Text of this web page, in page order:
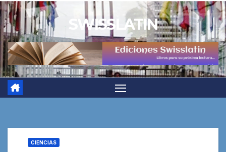
Saltar
al
contenido
SWISSLATIN
CIENCIAS